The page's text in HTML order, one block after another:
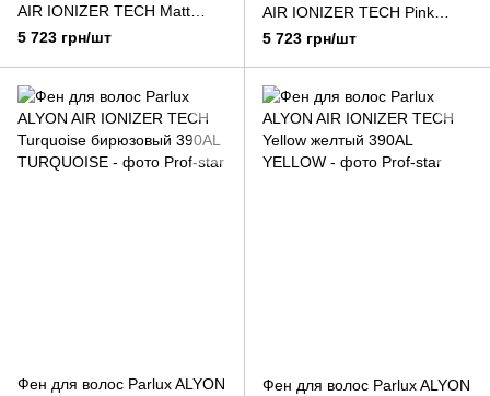
AIR IONIZER TECH Matt
Graphite матовый графит
5 723 грн/шт
AIR IONIZER TECH Pink
розовый
5 723 грн/шт
Фен для волос Parlux ALYON
Фен для волос Parlux ALYON